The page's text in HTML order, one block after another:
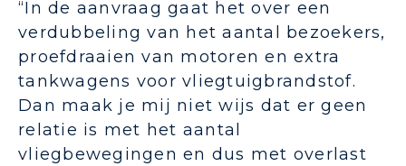
“In de aanvraag gaat het over een
verdubbeling van het aantal bezoekers,
proefdraaien van motoren en extra
tankwagens voor vliegtuigbrandstof.
Dan maak je mij niet wijs dat er geen
relatie is met het aantal
vliegbewegingen en dus met overlast